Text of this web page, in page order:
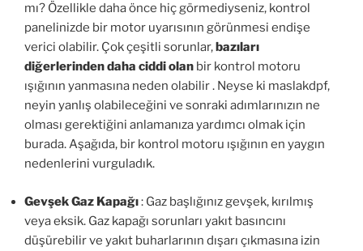
mı? Özellikle daha önce hiç görmediyseniz, kontrol
panelinizde bir motor uyarısının görünmesi endişe
verici olabilir. Çok çeşitli sorunlar,bazıları
diğerlerinden daha ciddi olan bir kontrol motoru
ışığının yanmasına neden olabilir . Neyse ki maslakdpf,
neyin yanlış olabileceğini ve sonraki adımlarınızın ne
olması gerektiğini anlamanıza yardımcı olmak için
burada. Aşağıda, bir kontrol motoru ışığının en yaygın
nedenlerini vurguladık.
Gevşek Gaz Kapağı: Gaz başlığınız gevşek, kırılmış
veya eksik. Gaz kapağı sorunları yakıt basıncını
düşürebilir ve yakıt buharlarının dışarı çıkmasına izin